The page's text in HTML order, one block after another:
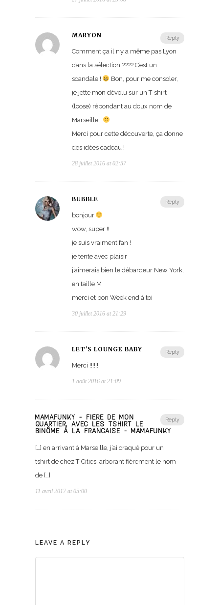
Reply
MARYON
Comment ça il n’y a même pas Lyon
dans la sélection ???? C’est un
scandale !
Bon, pour me consoler,
je jette mon dévolu sur un T-shirt
(loose) répondant au doux nom de
Marseille…
Merci pour cette découverte, ça donne
des idées cadeau !
28 juillet 2016 at 02:57
Reply
BUBBLE
bonjour
wow, super !!
je suis vraiment fan !
je tente avec plaisir
j’aimerais bien le débardeur New York,
en taille M
merci et bon Week end à toi
30 juillet 2016 at 21:29
Reply
LET'S LOUNGE BABY
Merci !!!!!!
1 août 2016 at 21:09
Reply
MAMAFUNKY - FIÈRE DE MON
QUARTIER, AVEC LES TSHIRT LE
BINÔME À LA FRANÇAISE - MAMAFUNKY
[…] en arrivant à Marseille, j’ai craqué pour un
tshirt de chez T-Cities, arborant fièrement le nom
de […]
11 avril 2017 at 05:00
LEAVE A REPLY